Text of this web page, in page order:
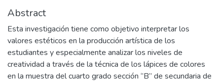
Abstract
Esta investigación tiene como objetivo interpretar los
valores estéticos en la producción artística de los
estudiantes y especialmente analizar los niveles de
creatividad a través de la técnica de los lápices de colores
en la muestra del cuarto grado sección ‘’B’’ de secundaria de